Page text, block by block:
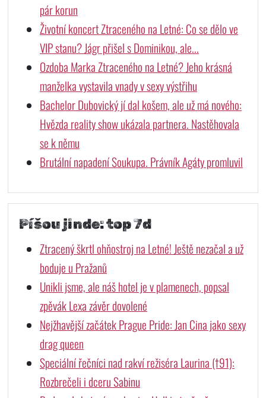
pár korun
Životní koncert Ztraceného na Letné: Co se dělo ve
VIP stanu? Jágr přišel s Dominikou, ale...
Ozdoba Marka Ztraceného na Letné? Jeho krásná
manželka vystavila vnady v sexy výstřihu
Bachelor Dubovický jí dal košem, ale už má nového:
Hvězda reality show ukázala partnera. Nastěhovala
se k němu
Brutální napadení Soukupa. Právník Agáty promluvil
Píšou jinde: top 7d
Ztracený škrtl ohňostroj na Letné! Ještě nezačal a už
boduje u Pražanů
Unikli jsme, ale náš hotel je v plamenech, popsal
zpěvák Lexa závěr dovolené
Nejžhavější začátek Prague Pride: Jan Cina jako sexy
drag queen
Speciální řečníci nad rakví režiséra Laurina (†91):
Rozbrečeli i dceru Sabinu